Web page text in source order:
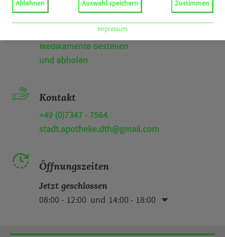
Ablehnen Auswahl speichern Zustimmen
Impressum
Medikamente bestellen
und abholen
Kontakt
+49 (0)7347 - 7564
stadt.apotheke.dth@gmail.com
Öffnungszeiten
Jetzt geschlossen
08:00 - 12:00 14:00 - 18:00